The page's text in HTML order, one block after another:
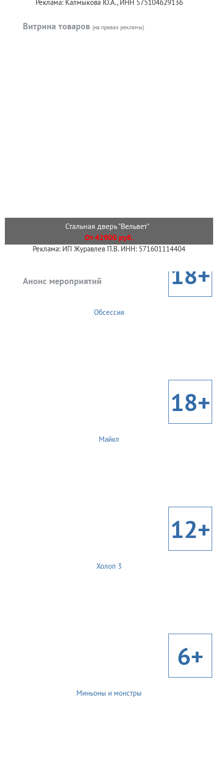
Реклама: Калмыкова Ю.А., ИНН 575104629136
Витрина товаров (на правах рекламы)
Стальная дверь "Вельвет"
От 42900 руб.
Реклама: ИП Журавлев П.В. ИНН: 571601114404
Анонс мероприятий 18+
Обсессия
18+
Майкл
12+
Холоп 3
6+
Миньоны и монстры